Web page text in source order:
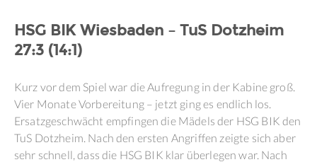
HSG BIK Wiesbaden – TuS Dotzheim
27:3 (14:1)
Kurz vor dem Spiel war die Aufregung in der Kabine groß.
Vier Monate Vorbereitung – jetzt ging es endlich los.
Ersatzgeschwächt empfingen die Mädels der HSG BIK den
TuS Dotzheim. Nach den ersten Angriffen zeigte sich aber
sehr schnell, dass die HSG BIK klar überlegen war. Nach